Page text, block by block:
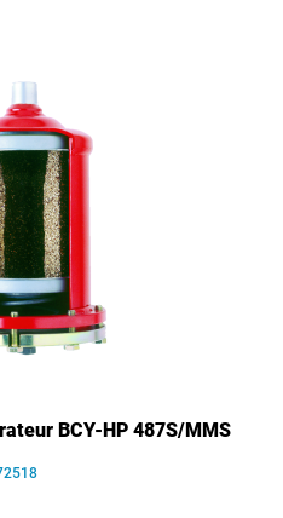
BCY-HP 487S/MMS